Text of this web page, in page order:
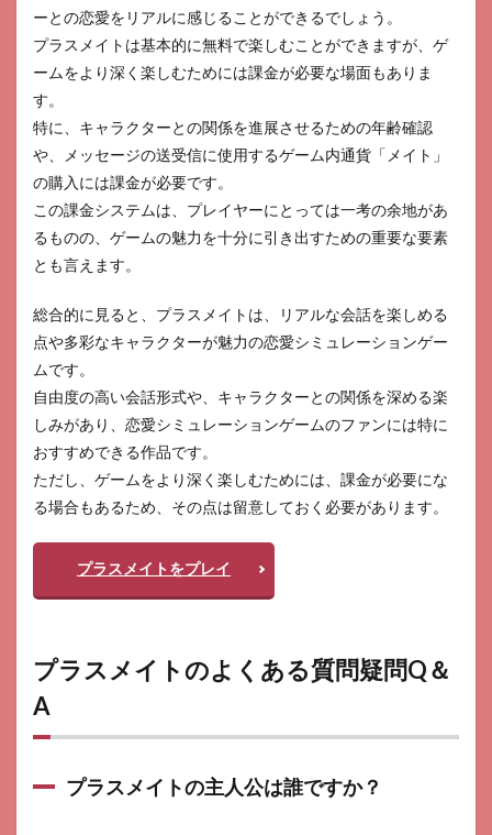
ーとの恋愛をリアルに感じることができるでしょう。
プラスメイトは基本的に無料で楽しむことができますが、ゲ
ームをより深く楽しむためには課金が必要な場面もありま
す。
特に、キャラクターとの関係を進展させるための年齢確認
や、メッセージの送受信に使用するゲーム内通貨「メイト」
の購入には課金が必要です。
この課金システムは、プレイヤーにとっては一考の余地があ
るものの、ゲームの魅力を十分に引き出すための重要な要素
とも言えます。
総合的に見ると、プラスメイトは、リアルな会話を楽しめる
点や多彩なキャラクターが魅力の恋愛シミュレーションゲー
ムです。
自由度の高い会話形式や、キャラクターとの関係を深める楽
しみがあり、恋愛シミュレーションゲームのファンには特に
おすすめできる作品です。
ただし、ゲームをより深く楽しむためには、課金が必要にな
る場合もあるため、その点は留意しておく必要があります。
プラスメイトをプレイ
プラスメイトのよくある質問疑問Q＆
A
プラスメイトの主人公は誰ですか？